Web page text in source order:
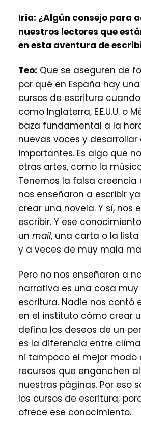
Iria: ¿Algún consejo para
nuestros lectores que
en esta aventura de
Teo: Que se aseguren de
por qué en España hay
cursos de escritura
como Inglaterra, E.E.U.U. o
baza fundamental a la
nuevas voces y desarrollar
importantes. Es algo que
otras artes, como la
Tenemos la falsa
nos enseñaron a escribir
crear una novela. Y sí, nos
escribir. Y ese
un mail, una carta o la
y a veces de muy mala
Pero no nos enseñaron a
narrativa es una cosa
escritura. Nadie nos contó
en el instituto cómo crear
defina los deseos de un
es la diferencia entre
ni tampoco el mejor modo
recursos que enganchen
nuestras páginas. Por eso
los cursos de escritura;
ofrece ese conocimiento.